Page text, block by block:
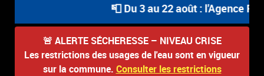
📮 Du 3 au 22 août : l'Agence
🚨 ALERTE SÉCHERESSE – NIVEAU CRISE
Les restrictions des usages de l'eau sont en vigueur
sur la commune. Consulter les restrictions